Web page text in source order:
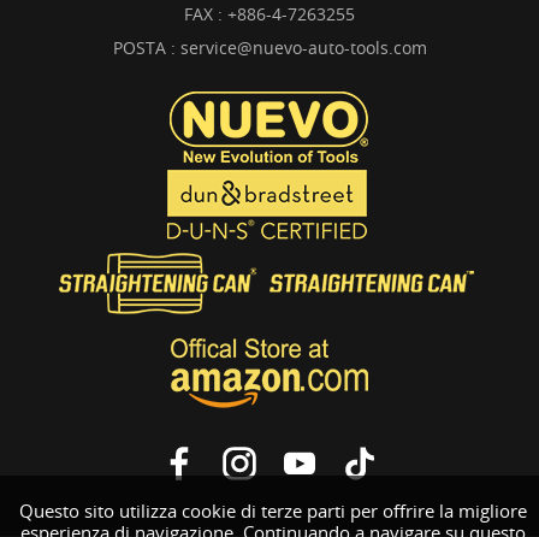
Questo sito utilizza cookie di terze parti per offrire la migliore
esperienza di navigazione. Continuando a navigare su questo
FAX : +886-4-7263255
POSTA : service@nuevo-auto-tools.com